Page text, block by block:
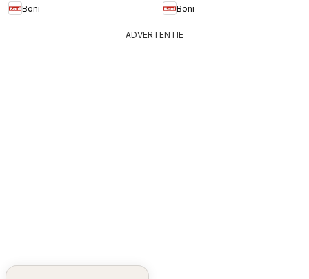
Boni
Boni
ADVERTENTIE